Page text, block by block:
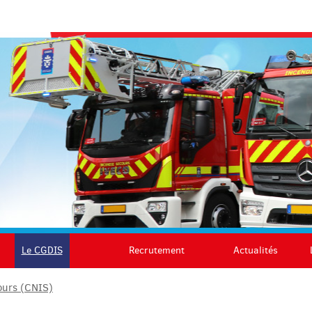
Le CGDIS Recrutement Actualités
(CNIS)